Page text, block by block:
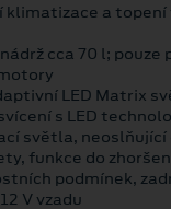
klimatizace a topení
cca 70 l; pouze
LED Matrix
s LED
světla, neoslňující
funkce do
podmínek,
V vzadu